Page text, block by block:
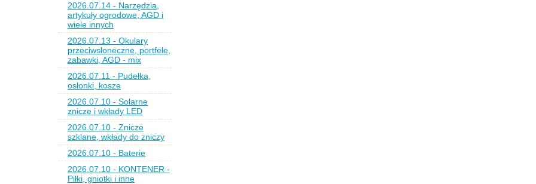
2026.07.14 - Narzędzia,
artykuły ogrodowe, AGD i
wiele innych
2026.07.13 - Okulary
przeciwsłoneczne, portfele,
zabawki, AGD - mix
2026.07.11 - Pudełka,
osłonki, kosze
2026.07.10 - Solarne
znicze i wkłady LED
2026.07.10 - Znicze
szklane, wkłady do zniczy
2026.07.10 - Baterie
2026.07.10 - KONTENER -
Piłki, gniotki i inne